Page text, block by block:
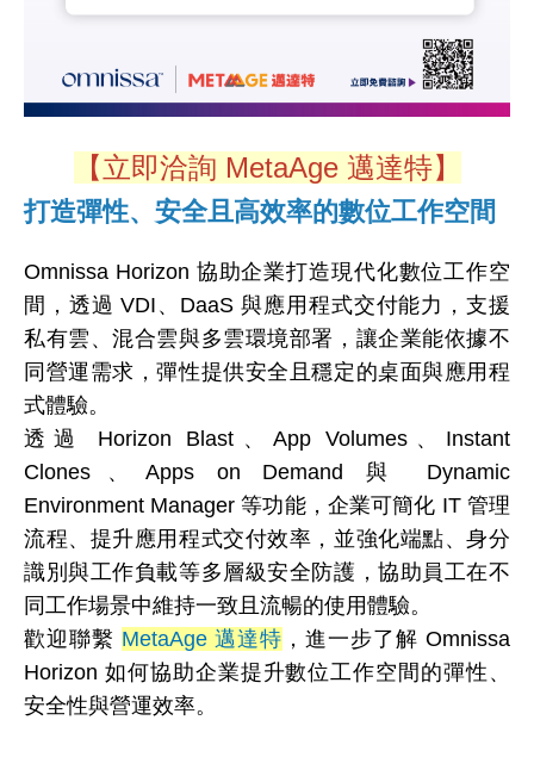
【立即洽詢 MetaAge 邁達特】
打造彈性、安全且高效率的數位工作空間
Omnissa Horizon 協助企業打造現代化數位工作空
間，透過 VDI、DaaS 與應用程式交付能力，支援
私有雲、混合雲與多雲環境部署，讓企業能依據不
同營運需求，彈性提供安全且穩定的桌面與應用程
式體驗。
透過 Horizon Blast、App Volumes、Instant
Clones、Apps on Demand 與 Dynamic
Environment Manager 等功能，企業可簡化 IT 管理
流程、提升應用程式交付效率，並強化端點、身分
識別與工作負載等多層級安全防護，協助員工在不
同工作場景中維持一致且流暢的使用體驗。
歡迎聯繫 MetaAge 邁達特 ，進一步了解 Omnissa
Horizon 如何協助企業提升數位工作空間的彈性、
安全性與營運效率。